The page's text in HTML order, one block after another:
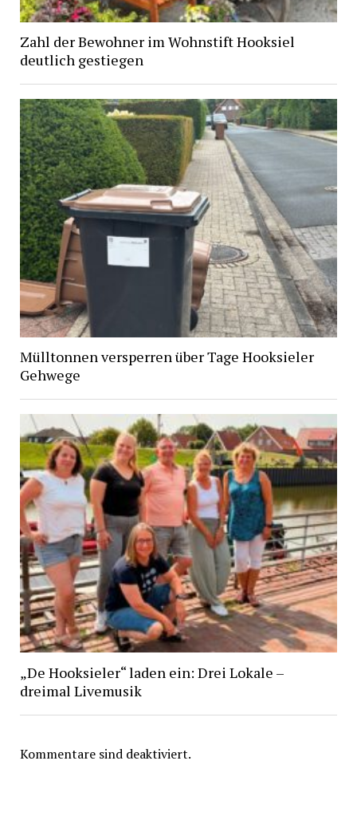
Zahl der Bewohner im Wohnstift Hooksiel
deutlich gestiegen
Mülltonnen versperren über Tage Hooksieler
Gehwege
„De Hooksieler“ laden ein: Drei Lokale –
dreimal Livemusik
Kommentare sind deaktiviert.